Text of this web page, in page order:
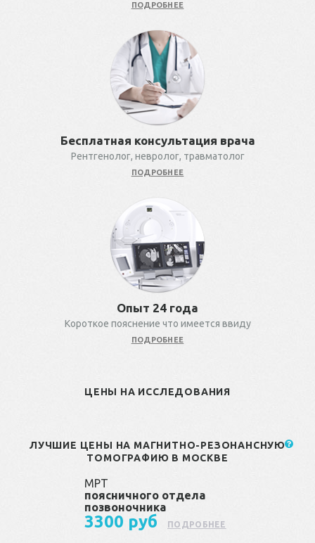
ПОДРОБНЕЕ
Бесплатная консультация врача
Рентгенолог, невролог, травматолог
ПОДРОБНЕЕ
Опыт 24 года
Короткое пояснение что имеется ввиду
ПОДРОБНЕЕ
ЦЕНЫ НА ИССЛЕДОВАНИЯ
ЛУЧШИЕ ЦЕНЫ НА МАГНИТНО-РЕЗОНАНСНУЮ
ТОМОГРАФИЮ В МОСКВЕ
МРТ
поясничного отдела
позвоночника
3300 руб ПОДРОБНЕЕ